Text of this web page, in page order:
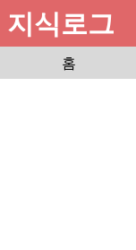
지식로그
홈